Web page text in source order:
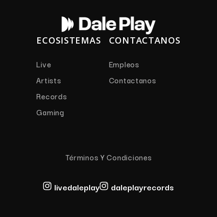
ECOSISTEMAS
Live
Artists
Records
Gaming
CONTACTANOS
Empleos
Contactanos
Términos Y Condiciones
livedaleplay daleplayrecords